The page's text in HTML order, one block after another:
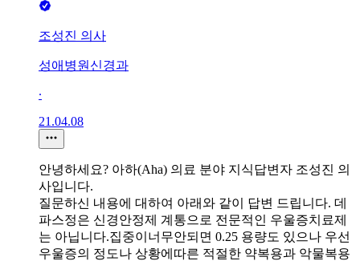
조성진 의사
성애병원신경과
∙
21.04.08
안녕하세요? 아하(Aha) 의료 분야 지식답변자 조성진 의
사입니다.
질문하신 내용에 대하여 아래와 같이 답변 드립니다. 데
파스정은 신경안정제 계통으로 전문적인 우울증치료제
는 아닙니다.집중이너무안되면 0.25 용량도 있으나 우선
우울증의 정도나 상황에따른 적절한 약복용과 악물복용